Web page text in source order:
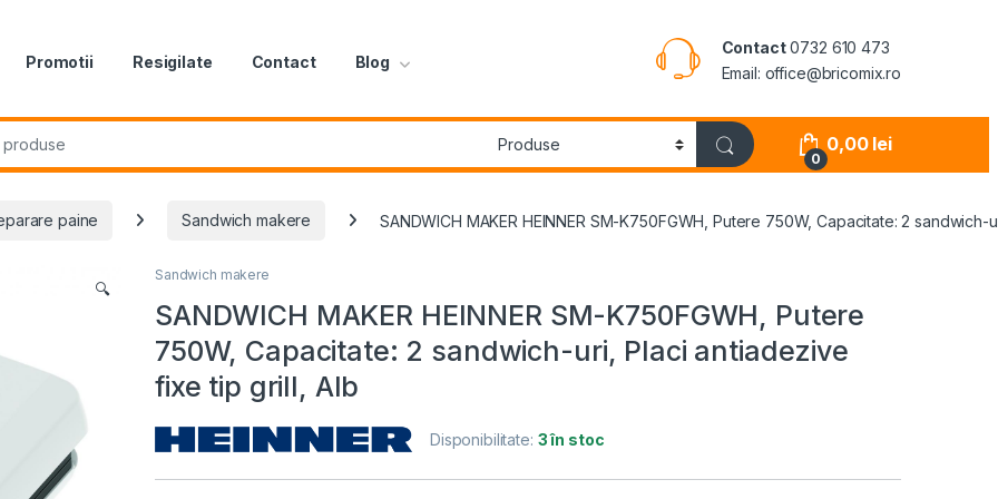
Promotii Resigilate Contact Blog
Contact0732 610 473
Email: office@bricomix.ro
0
0,00 lei
paine Sandwich makere SANDWICH MAKER HEINNER SM-K750FGWH, Putere 750W, Capacitate: 2
🔍
Sandwich makere
SANDWICH MAKER HEINNER SM-K750FGWH, Putere
750W, Capacitate: 2 sandwich-uri, Placi antiadezive
fixe tip grill, Alb
Disponibilitate: 3 în stoc